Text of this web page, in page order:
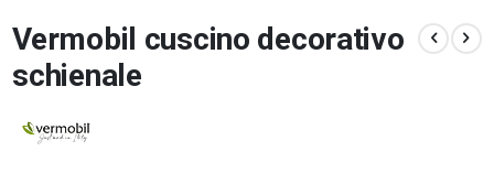
all'inizio
della
galleria
immagini
Vermobil cuscino decorativo
schienale